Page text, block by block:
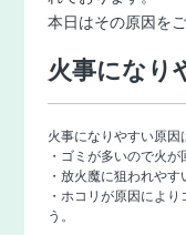
本日はその原因を
火事になり
火事になりやすい原因
・ゴミが多いので火が
・放火魔に狙われやす
・ホコリが原因によ
う。